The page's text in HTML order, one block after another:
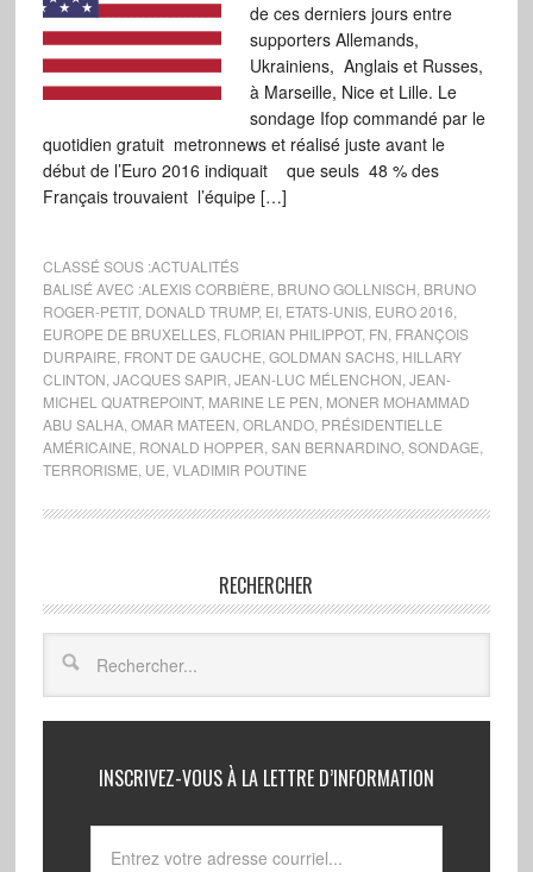
de ces derniers jours entre
supporters Allemands,
Ukrainiens, Anglais et Russes,
à Marseille, Nice et Lille. Le
sondage Ifop commandé par le
quotidien gratuit metronnews et réalisé juste avant le
début de l’Euro 2016 indiquait que seuls 48 % des
Français trouvaient l’équipe […]
CLASSÉ SOUS :ACTUALITÉS
BALISÉ AVEC :ALEXIS CORBIÈRE BRUNO GOLLNISCH BRUNO
ROGER-PETIT, DONALD TRUMP, EI, ETATS-UNIS, EURO 2016
EUROPE DE BRUXELLES, FLORIAN PHILIPPOT, FN FRANÇOIS
DURPAIRE FRONT DE GAUCHE GOLDMAN SACHS, HILLARY
CLINTON JACQUES SAPIR JEAN-LUC MÉLENCHON JEAN-
MICHEL QUATREPOINT, MARINE LE PEN MONER MOHAMMAD
ABU SALHA, OMAR MATEEN ORLANDO, PRÉSIDENTIELLE
AMÉRICAINE RONALD HOPPER SAN BERNARDINO, SONDAGE
TERRORISME UE VLADIMIR POUTINE
RECHERCHER
INSCRIVEZ-VOUS À LA LETTRE D’INFORMATION